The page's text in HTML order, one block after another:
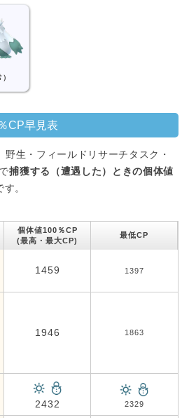
CP早見表
生・フィールドリサーチタスク・
捕獲する（遭遇した）ときの個体値
。
個体値100％CP
(最高・最大CP)
最低CP
1459 1397
1946 1863
2432 2329